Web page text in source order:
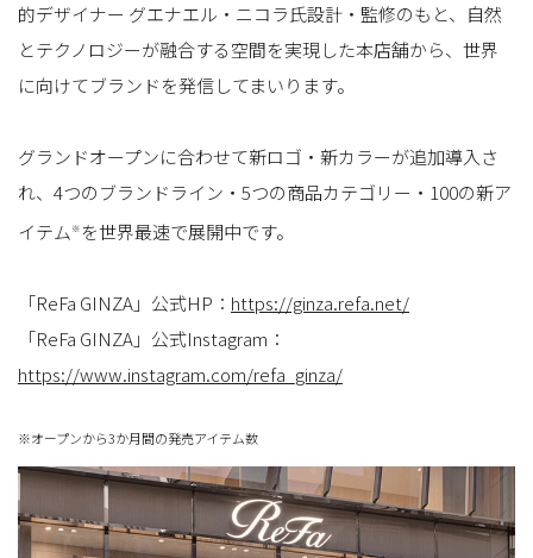
的デザイナー グエナエル・ニコラ氏設計・監修のもと、自然
とテクノロジーが融合する空間を実現した本店舗から、世界
に向けてブランドを発信してまいります。
グランドオープンに合わせて新ロゴ・新カラーが追加導入さ
れ、4つのブランドライン・5つの商品カテゴリー・100の新ア
イテム ※ を世界最速で展開中です。
「ReFa GINZA」公式HP： https://ginza.refa.net/
「ReFa GINZA」公式Instagram：
https://www.instagram.com/refa_ginza/
※オープンから3か月間の発売アイテム数